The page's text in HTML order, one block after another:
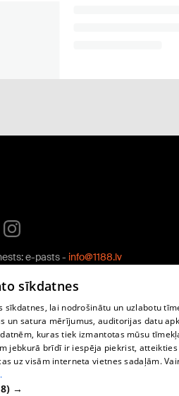
e-pasts - info@1188.lv
SIA HELIO MEDIA.
sīkdatnes
sīkdatnes, lai nodrošinātu un uzlabotu
un satura mērījumus, auditorijas datu
kuras tiek izmantotas mūsu
jebkurā brīdī ir iespēja piekrist,
uz visām interneta vietnes sadaļām.
→